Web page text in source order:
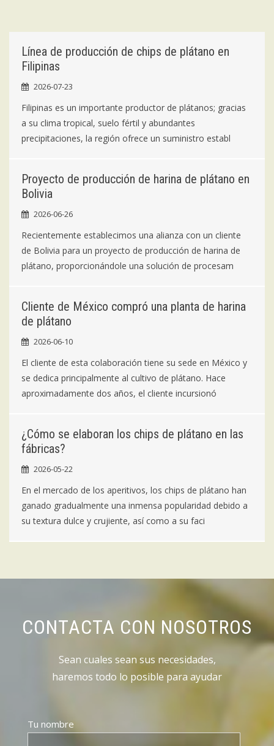
Línea de producción de chips de plátano en
Filipinas
2026-07-23
Filipinas es un importante productor de plátanos; gracias
a su clima tropical, suelo fértil y abundantes
precipitaciones, la región ofrece un suministro establ
Proyecto de producción de harina de plátano en
Bolivia
2026-06-26
Recientemente establecimos una alianza con un cliente
de Bolivia para un proyecto de producción de harina de
plátano, proporcionándole una solución de procesam
Cliente de México compró una planta de harina
de plátano
2026-06-10
El cliente de esta colaboración tiene su sede en México y
se dedica principalmente al cultivo de plátano. Hace
aproximadamente dos años, el cliente incursionó
¿Cómo se elaboran los chips de plátano en las
fábricas?
2026-05-22
En el mercado de los aperitivos, los chips de plátano han
ganado gradualmente una inmensa popularidad debido a
su textura dulce y crujiente, así como a su faci
CONTACTA CON NOSOTROS
Sean cuales sean sus necesidades,
haremos todo lo posible para ayudar
Tu nombre